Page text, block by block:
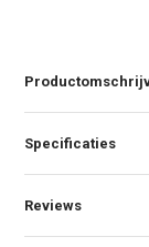
Specificaties
Reviews